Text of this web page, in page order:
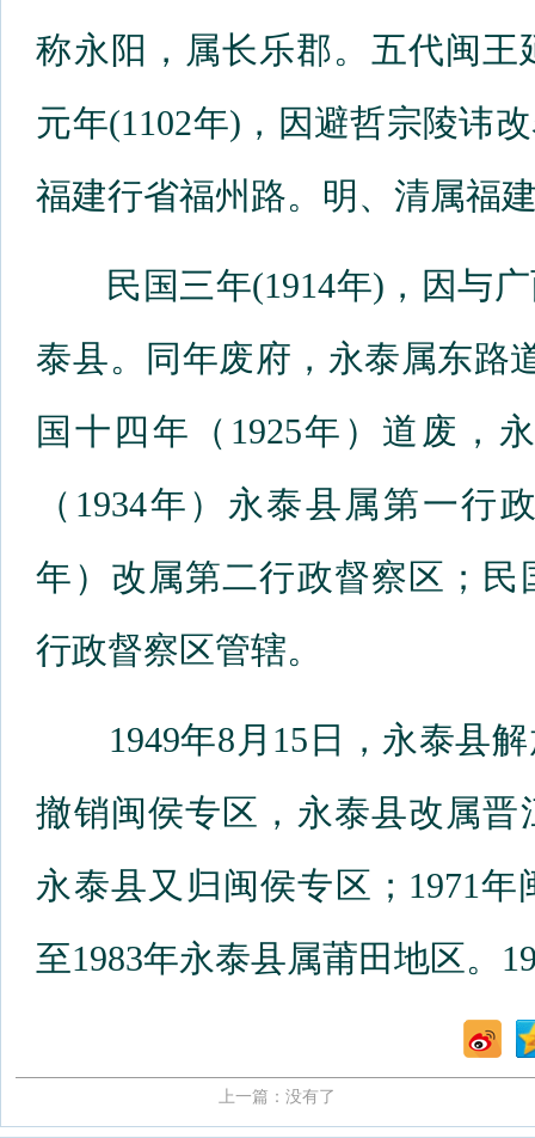
称永阳，属长乐郡。五代闽
元年(1102年)，因避哲宗陵讳
福建行省福州路。明、清属福
民国三年(1914年)，因与广
泰县。同年废府，永泰属东路
国十四年（1925年）道废，
（1934年）永泰县属第一行
年）改属第二行政督察区；民
行政督察区管辖。
1949年8月15日，永泰县解
撤销闽侯专区，永泰县改属晋
永泰县又归闽侯专区；1971
至1983年永泰县属莆田地区。
上一篇：没有了